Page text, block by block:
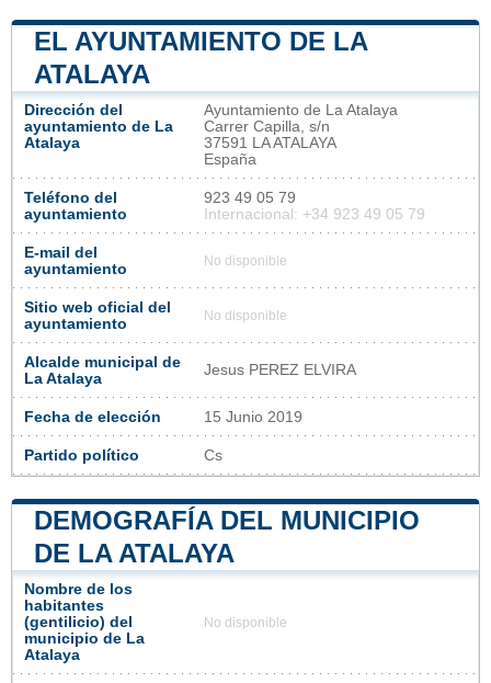
EL AYUNTAMIENTO DE LA
ATALAYA
Dirección del
ayuntamiento de La
Atalaya
Ayuntamiento de La Atalaya
Carrer Capilla, s/n
37591 LA ATALAYA
España
Teléfono del
ayuntamiento
923 49 05 79
Internacional: +34 923 49 05 79
E-mail del
ayuntamiento
No disponible
Sitio web oficial del
ayuntamiento
No disponible
Alcalde municipal de
La Atalaya
Jesus PEREZ ELVIRA
Fecha de elección 15 Junio 2019
Partido político Cs
DEMOGRAFÍA DEL MUNICIPIO
DE LA ATALAYA
Nombre de los
habitantes
(gentilicio) del
municipio de La
Atalaya
No disponible